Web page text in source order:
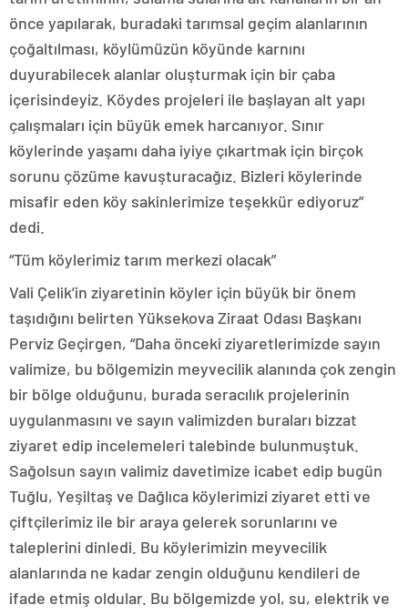
önce yapılarak, buradaki tarımsal geçim alanlarının
çoğaltılması, köylümüzün köyünde karnını
duyurabilecek alanlar oluşturmak için bir çaba
içerisindeyiz. Köydes projeleri ile başlayan alt yapı
çalışmaları için büyük emek harcanıyor. Sınır
köylerinde yaşamı daha iyiye çıkartmak için birçok
sorunu çözüme kavuşturacağız. Bizleri köylerinde
misafir eden köy sakinlerimize teşekkür ediyoruz”
dedi.
“Tüm köylerimiz tarım merkezi olacak”
Vali Çelik’in ziyaretinin köyler için büyük bir önem
taşıdığını belirten Yüksekova Ziraat Odası Başkanı
Perviz Geçirgen, “Daha önceki ziyaretlerimizde sayın
valimize, bu bölgemizin meyvecilik alanında çok zengin
bir bölge olduğunu, burada seracılık projelerinin
uygulanmasını ve sayın valimizden buraları bizzat
ziyaret edip incelemeleri talebinde bulunmuştuk.
Sağolsun sayın valimiz davetimize icabet edip bugün
Tuğlu, Yeşiltaş ve Dağlıca köylerimizi ziyaret etti ve
çiftçilerimiz ile bir araya gelerek sorunlarını ve
taleplerini dinledi. Bu köylerimizin meyvecilik
alanlarında ne kadar zengin olduğunu kendileri de
ifade etmiş oldular. Bu bölgemizde yol, su, elektrik ve